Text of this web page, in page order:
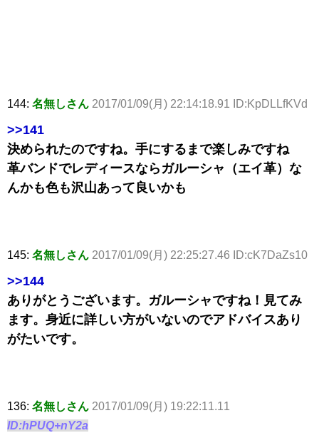
144: 名無しさん 2017/01/09(月) 22:14:18.91 ID:KpDLLfKVd
>>141
決められたのですね。手にするまで楽しみですね
革バンドでレディースならガルーシャ（エイ革）な
んかも色も沢山あって良いかも
145: 名無しさん 2017/01/09(月) 22:25:27.46 ID:cK7DaZs10
>>144
ありがとうございます。ガルーシャですね！見てみ
ます。身近に詳しい方がいないのでアドバイスあり
がたいです。
136: 名無しさん 2017/01/09(月) 19:22:11.11
ID:hPUQ+nY2a